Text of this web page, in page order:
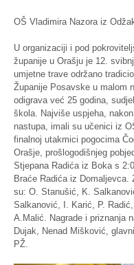
OŠ Vladimira Nazora iz
U organizaciji i pod
županije u Orašju je 12.
umjetne trave održano
Županije Posavske u malom
odigrava već 25 godina,
škola. Najviše uspjeha,
nastupa, imali su učenici iz
finalnoj utakmici pogocima
Orašje, prošlogodišnjeg
Stjepana Radića iz Boka s
Braće Radića iz Domaljevca.
su: O. Stanušić, K.
Salkanović, I. Karić, P.
A.Malić. Nagrade i priznanja
Dujak, Nenad Mišković,
PŽ.